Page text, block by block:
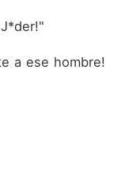
a ese hombre!